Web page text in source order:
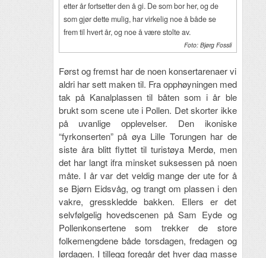
etter år fortsetter den å gi. De som bor her, og de
som gjør dette mulig, har virkelig noe å både se
frem til hvert år, og noe å være stolte av.
Foto: Bjørg Fossli
Først og fremst har de noen konsertarenaer vi
aldri har sett maken til. Fra opphøyningen med
tak på Kanalplassen til båten som i år ble
brukt som scene ute i Pollen. Det skorter ikke
på uvanlige opplevelser. Den ikoniske
“fyrkonserten” på øya Lille Torungen har de
siste åra blitt flyttet til turistøya Merdø, men
det har langt ifra minsket suksessen på noen
måte. I år var det veldig mange der ute for å
se Bjørn Eidsvåg, og trangt om plassen i den
vakre, gresskledde bakken. Ellers er det
selvfølgelig hovedscenen på Sam Eyde og
Pollenkonsertene som trekker de store
folkemengdene både torsdagen, fredagen og
lørdagen. I tillegg foregår det hver dag masse